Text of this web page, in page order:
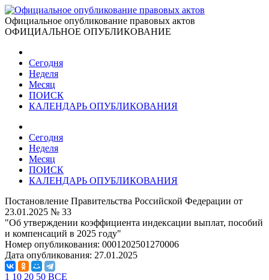
Официальное опубликование правовых актов
ОФИЦИАЛЬНОЕ ОПУБЛИКОВАНИЕ
Сегодня
Неделя
Месяц
ПОИСК
КАЛЕНДАРЬ ОПУБЛИКОВАНИЯ
Сегодня
Неделя
Месяц
ПОИСК
КАЛЕНДАРЬ ОПУБЛИКОВАНИЯ
Постановление Правительства Российской Федерации от
23.01.2025 № 33
"Об утверждении коэффициента индексации выплат, пособий
и компенсаций в 2025 году"
Номер опубликования: 0001202501270006
Дата опубликования: 27.01.2025
1 10 20 50 ВСЕ